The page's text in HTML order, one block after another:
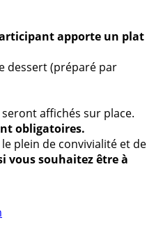
apporte un plat
dessert (préparé par
affichés sur place.
obligatoires.
plein de convivialité et de
vous souhaitez être à